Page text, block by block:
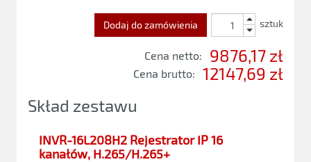
Dodaj do zamówienia sztuk
Cena netto: 9876,17 zł
Cena brutto:
12147,69 zł
Skład zestawu
INVR-16L208H2 Rejestrator IP 16
kanałów, H.265/H.265+